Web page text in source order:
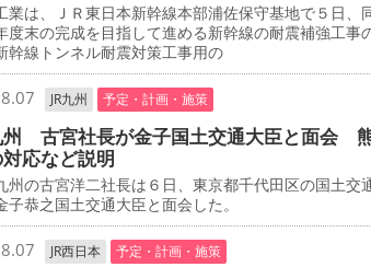
は、ＪＲ東日本新幹線本部浦佐保守基地で５日、
度末の完成を目指して進める新幹線の耐震補強工事
幹線トンネル耐震対策工事用の
JR九州 予定・計画・施策
州 古宮社長が金子国土交通大臣と面会
応など説明
州の古宮洋二社長は６日、東京都千代田区の国土交
子恭之国土交通大臣と面会した。
JR西日本 予定・計画・施策